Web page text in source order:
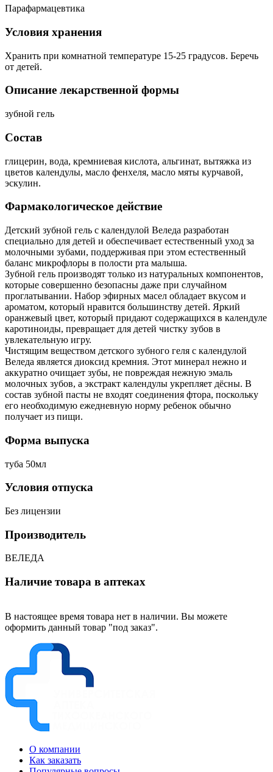
Парафармацевтика
Условия хранения
Хранить при комнатной температуре 15-25 градусов. Беречь
от детей.
Описание лекарственной формы
зубной гель
Состав
глицерин, вода, кремниевая кислота, альгинат, вытяжка из
цветов календулы, масло фенхеля, масло мяты курчавой,
эскулин.
Фармакологическое действие
Детский зубной гель с календулой Веледа разработан
специально для детей и обеспечивает естественный уход за
молочными зубами, поддерживая при этом естественный
баланс микрофлоры в полости рта малыша.
Зубной гель производят только из натуральных компонентов,
которые совершенно безопасны даже при случайном
проглатывании. Набор эфирных масел обладает вкусом и
ароматом, который нравится большинству детей. Яркий
оранжевый цвет, который придают содержащихся в календуле
каротиноиды, превращает для детей чистку зубов в
увлекательную игру.
Чистящим веществом детского зубного геля с календулой
Веледа является диоксид кремния. Этот минерал нежно и
аккуратно очищает зубы, не повреждая нежную эмаль
молочных зубов, а экстракт календулы укрепляет дёсны. В
состав зубной пасты не входят соединения фтора, поскольку
его необходимую ежедневную норму ребенок обычно
получает из пищи.
Форма выпуска
туба 50мл
Условия отпуска
Без лицензии
Производитель
ВЕЛЕДА
Наличие товара в аптеках
В настоящее время товара нет в наличии. Вы можете
оформить данный товар "под заказ".
О компании
Как заказать